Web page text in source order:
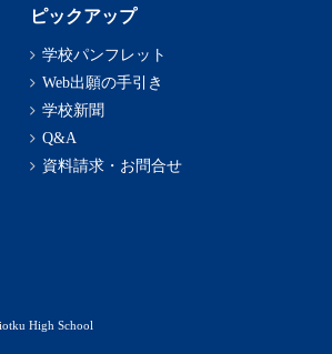
ピックアップ
学校パンフレット
Web出願の手引き
学校新聞
Q&A
資料請求・お問合せ
High School